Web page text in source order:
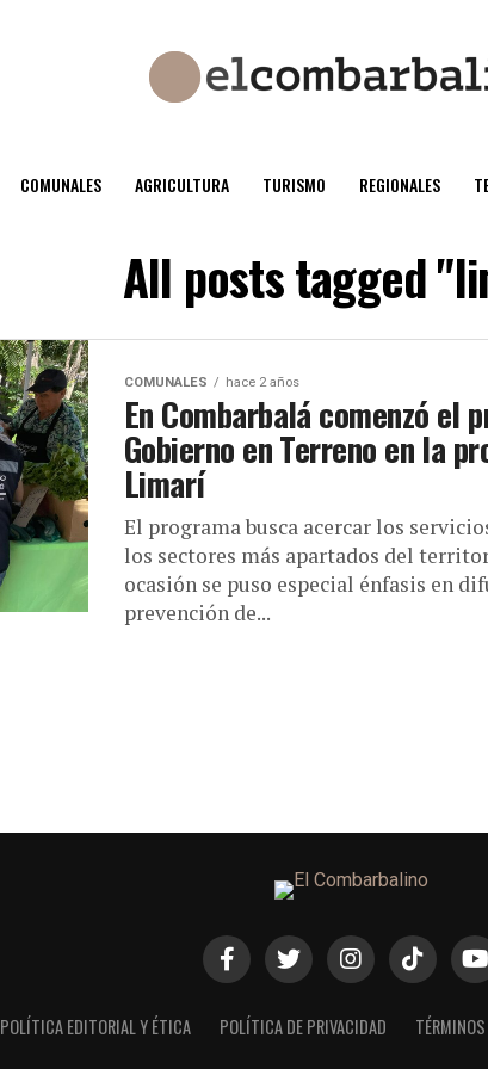
COMUNALES AGRICULTURA TURISMO REGIONALES
All posts tagged
COMUNALES hace 2 años
En Combarbalá comenzó el
Gobierno en Terreno en la
Limarí
El programa busca acercar los
los sectores más apartados del
ocasión se puso especial énfasis en
prevención de...
POLÍTICA EDITORIAL Y ÉTICA POLÍTICA DE PRIVACIDAD